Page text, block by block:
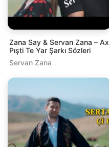
Zana Say & Servan Zana – Ax
Pışti Te Yar Şarkı Sözleri
Servan Zana